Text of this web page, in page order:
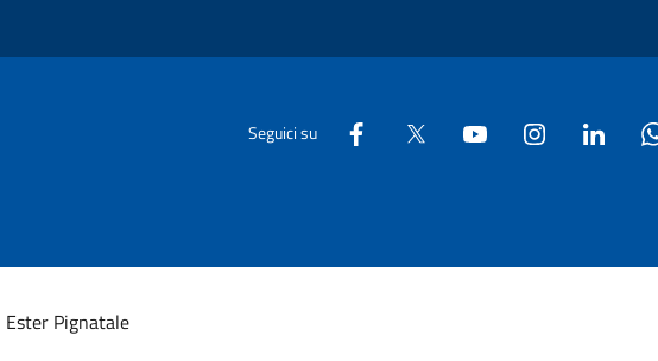
Seguici su
Ester Pignatale